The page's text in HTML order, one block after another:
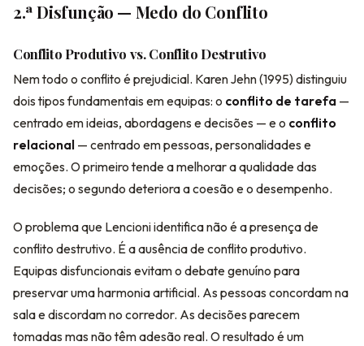
2.ª Disfunção — Medo do Conflito
Conflito Produtivo vs. Conflito Destrutivo
Nem todo o conflito é prejudicial. Karen Jehn (1995) distinguiu
dois tipos fundamentais em equipas: o conflito de tarefa —
centrado em ideias, abordagens e decisões — e o conflito
relacional — centrado em pessoas, personalidades e
emoções. O primeiro tende a melhorar a qualidade das
decisões; o segundo deteriora a coesão e o desempenho.
O problema que Lencioni identifica não é a presença de
conflito destrutivo. É a ausência de conflito produtivo.
Equipas disfuncionais evitam o debate genuíno para
preservar uma harmonia artificial. As pessoas concordam na
sala e discordam no corredor. As decisões parecem
tomadas mas não têm adesão real. O resultado é um